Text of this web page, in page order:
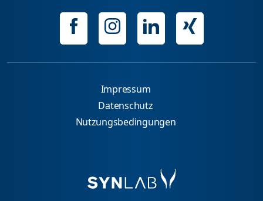
Impressum
Datenschutz
Nutzungsbedingungen